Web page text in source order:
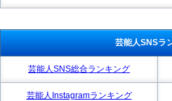
芸能人SNSラ
芸能人SNS総合ランキング
芸能人Instagramランキング